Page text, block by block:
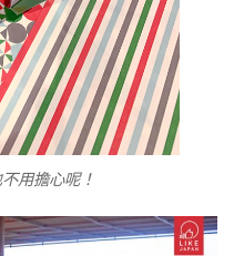
用擔心呢！